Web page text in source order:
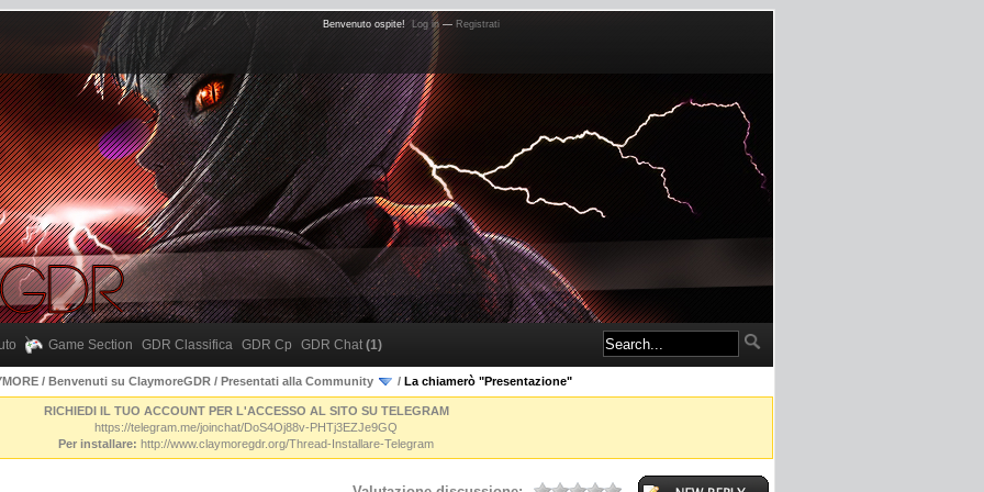
Benvenuto ospite!Log in— Registrati
Game Section GDR Classifica GDR Cp GDR Chat (1)
/ Benvenuti su ClaymoreGDR / Presentati alla Community / La chiamerò "Presentazione"
RICHIEDI IL TUO ACCOUNT PER L'ACCESSO AL SITO SU TELEGRAM
https://telegram.me/joinchat/DoS4Oj88v-PHTj3EZJe9GQ
Per installare: http://www.claymoregdr.org/Thread-Installare-Telegram